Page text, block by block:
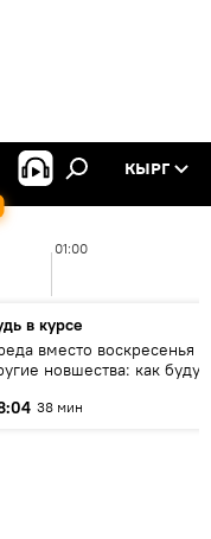
КЫРГ
01:00
в курсе
вместо воскресенья и
новшества: как будут
38 мин